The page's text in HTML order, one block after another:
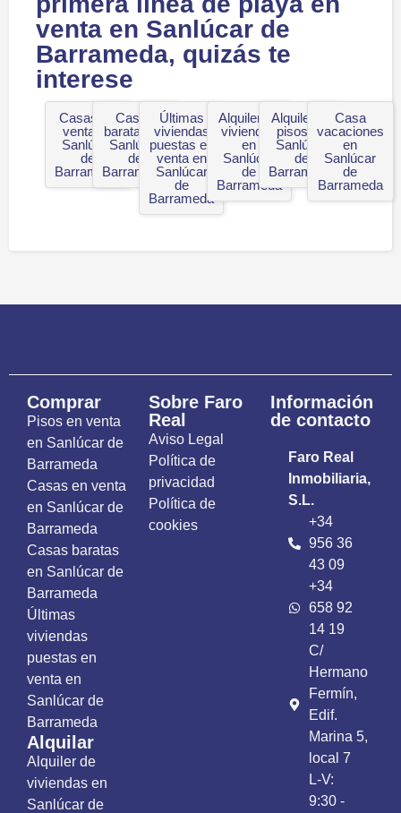
venta en Sanlúcar de
Barrameda, quizás te
interese
Casas en
venta en
Sanlúcar
de
Barrameda
Casas
baratas en
Sanlúcar
de
Barrameda
Últimas
viviendas
puestas en
venta en
Sanlúcar
de
Barrameda
Alquiler de
viviendas
en
Sanlúcar
de
Barrameda
Alquiler de
pisos en
Sanlúcar
de
Barrameda
Casa
vacaciones
en
Sanlúcar
de
Barrameda
Comprar
Pisos en venta
en Sanlúcar de
Barrameda
Casas en venta
en Sanlúcar de
Barrameda
Casas baratas
en Sanlúcar de
Barrameda
Últimas
viviendas
puestas en
venta en
Sanlúcar de
Barrameda
Alquilar
Alquiler de
viviendas en
Sanlúcar de
Sobre Faro
Real
Aviso Legal
Política de
privacidad
Política de
cookies
Información
de contacto
Faro Real
Inmobiliaria,
S.L.
+34
956 36
43 09
+34
658 92
14 19
C/
Hermano
Fermín,
Edif.
Marina 5,
local 7
L-V:
9:30 -